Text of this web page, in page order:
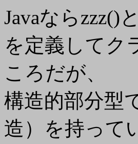
Javaならzzz()
を定義してク
ころだが、
構造的部分型
造）を持って